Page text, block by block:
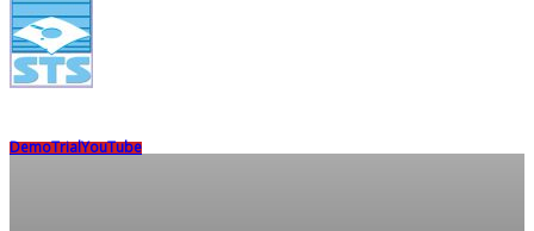
DemoTrialYouTube